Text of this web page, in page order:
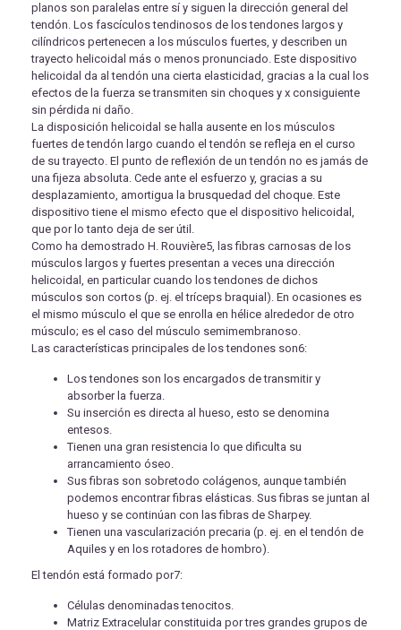
planos son paralelas entre sí y siguen la dirección general del
tendón. Los fascículos tendinosos de los tendones largos y
cilíndricos pertenecen a los músculos fuertes, y describen un
trayecto helicoidal más o menos pronunciado. Este dispositivo
helicoidal da al tendón una cierta elasticidad, gracias a la cual los
efectos de la fuerza se transmiten sin choques y x consiguiente
sin pérdida ni daño.
La disposición helicoidal se halla ausente en los músculos
fuertes de tendón largo cuando el tendón se refleja en el curso
de su trayecto. El punto de reflexión de un tendón no es jamás de
una fijeza absoluta. Cede ante el esfuerzo y, gracias a su
desplazamiento, amortigua la brusquedad del choque. Este
dispositivo tiene el mismo efecto que el dispositivo helicoidal,
que por lo tanto deja de ser útil.
Como ha demostrado H. Rouvière5, las fibras carnosas de los
músculos largos y fuertes presentan a veces una dirección
helicoidal, en particular cuando los tendones de dichos
músculos son cortos (p. ej. el tríceps braquial). En ocasiones es
el mismo músculo el que se enrolla en hélice alrededor de otro
músculo; es el caso del músculo semimembranoso.
Las características principales de los tendones son6:
Los tendones son los encargados de transmitir y
absorber la fuerza.
Su inserción es directa al hueso, esto se denomina
entesos.
Tienen una gran resistencia lo que dificulta su
arrancamiento óseo.
Sus fibras son sobretodo colágenos, aunque también
podemos encontrar fibras elásticas. Sus fibras se juntan al
hueso y se continúan con las fibras de Sharpey.
Tienen una vascularización precaria (p. ej. en el tendón de
Aquiles y en los rotadores de hombro).
El tendón está formado por7:
Células denominadas tenocitos.
Matriz Extracelular constituida por tres grandes grupos de